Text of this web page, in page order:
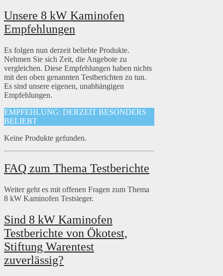
Unsere 8 kW Kaminofen
Empfehlungen
Es folgen nun derzeit beliebte Produkte.
Nehmen Sie sich Zeit, die Angebote zu
vergleichen. Diese Empfehlungen haben nichts
mit den oben genannten Testberichten zu tun.
Es sind unsere eigenen, unabhängigen
Empfehlungen.
EMPFEHLUNG: DERZEIT BESONDERS
BELIEBT
Keine Produkte gefunden.
FAQ zum Thema Testberichte
Weiter geht es mit offenen Fragen zum Thema
8 kW Kaminofen Testsieger.
Sind 8 kW Kaminofen
Testberichte von Ökotest,
Stiftung Warentest
zuverlässig?